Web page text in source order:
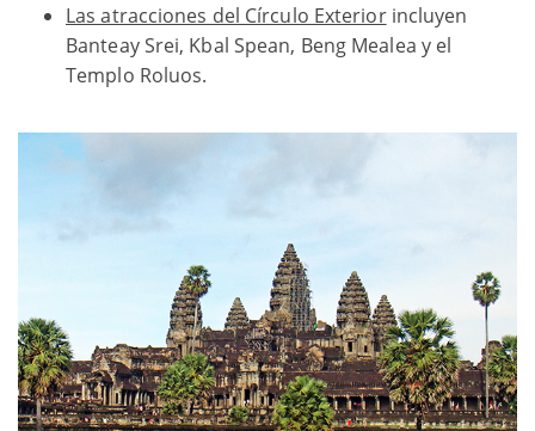
Las atracciones del Círculo Exteriorincluyen
Banteay Srei, Kbal Spean, Beng Mealea y el
Templo Roluos.